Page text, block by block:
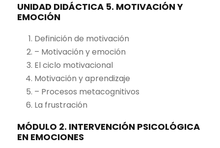
UNIDAD DIDÁCTICA 5. MOTIVACIÓN Y
EMOCIÓN
Definición de motivación
– Motivación y emoción
El ciclo motivacional
Motivación y aprendizaje
– Procesos metacognitivos
La frustración
MÓDULO 2. INTERVENCIÓN PSICOLÓGICA
EN EMOCIONES